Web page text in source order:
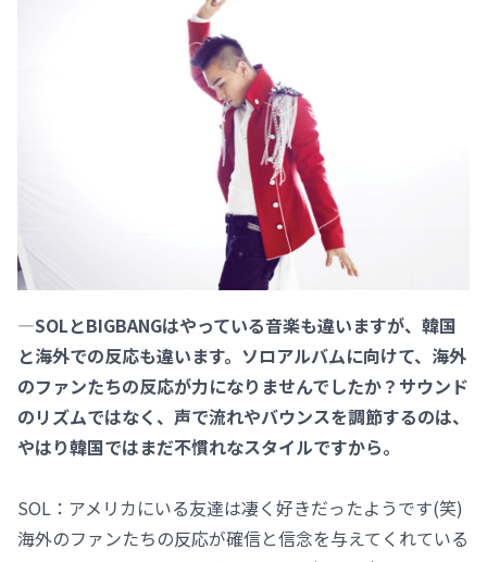
―SOLとBIGBANGはやっている音楽も違いますが、韓国
と海外での反応も違います。ソロアルバムに向けて、海外
のファンたちの反応が力になりませんでしたか？サウンド
のリズムではなく、声で流れやバウンスを調節するのは、
やはり韓国ではまだ不慣れなスタイルですから。
SOL：アメリカにいる友達は凄く好きだったようです(笑)
海外のファンたちの反応が確信と信念を与えてくれている